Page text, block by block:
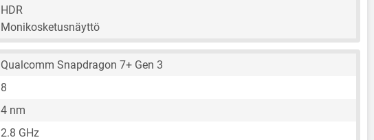
HDR
Monikosketusnäyttö
Qualcomm Snapdragon 7+ Gen 3
8
4 nm
2.8 GHz